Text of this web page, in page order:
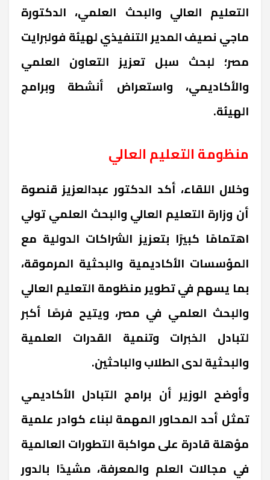
التعليم العالي والبحث العلمي، الدكتورة
ماجي نصيف المدير التنفيذي لهيئة فولبرايت
مصر؛ لبحث سبل تعزيز التعاون العلمي
والأكاديمي، واستعراض أنشطة وبرامج
الهيئة.
منظومة التعليم العالي
وخلال اللقاء، أكد الدكتور عبدالعزيز قنصوة
أن وزارة التعليم العالي والبحث العلمي تولي
اهتمامًا كبيرًا بتعزيز الشراكات الدولية مع
المؤسسات الأكاديمية والبحثية المرموقة،
بما يسهم في تطوير منظومة التعليم العالي
والبحث العلمي في مصر، ويتيح فرصًا أكبر
لتبادل الخبرات وتنمية القدرات العلمية
والبحثية لدى الطلاب والباحثين.
وأوضح الوزير أن برامج التبادل الأكاديمي
تمثل أحد المحاور المهمة لبناء كوادر علمية
مؤهلة قادرة على مواكبة التطورات العالمية
في مجالات العلم والمعرفة، مشيدًا بالدور